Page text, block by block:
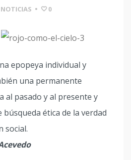
NOTICIAS • 0
epopeya individual y
una permanente
al pasado y al presente y
ética de la verdad
social.